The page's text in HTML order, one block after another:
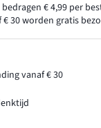
€ 4,99 per
30 worden gratis
vanaf € 30